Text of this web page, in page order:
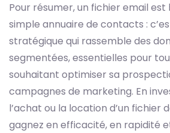
Pour résumer, un fichier email est
simple annuaire de contacts :
stratégique qui rassemble des
segmentées, essentielles pour
souhaitant optimiser sa
campagnes de marketing. En
l’achat ou la location d’un fichier
gagnez en efficacité, en rapidité